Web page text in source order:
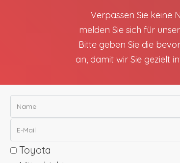
Verpassen Sie keine
melden Sie sich für
Bitte geben Sie die
an, damit wir Sie gezielt
Toyota